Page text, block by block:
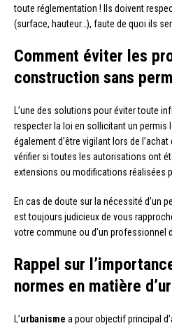
toute réglementation ! Ils doivent
(surface, hauteur…), faute de quoi ils
Comment éviter les
construction sans
L’une des solutions pour éviter toute
respecter la loi en sollicitant un permis
également d’être vigilant lors de
vérifier si toutes les autorisations ont
extensions ou modifications réalisées
En cas de doute sur la nécessité d’un
est toujours judicieux de vous
votre commune ou d’un professionnel
Rappel sur
normes en matière
L’urbanisme a pour objectif principal